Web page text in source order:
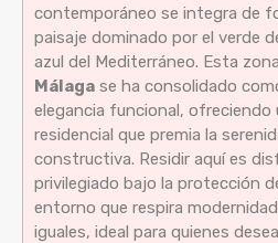
contemporáneo se integra de
paisaje dominado por el verde
azul del Mediterráneo. Esta
Málaga se ha consolidado
elegancia funcional, ofreciendo
residencial que premia la
constructiva. Residir aquí es
privilegiado bajo la protección
entorno que respira
iguales, ideal para quienes